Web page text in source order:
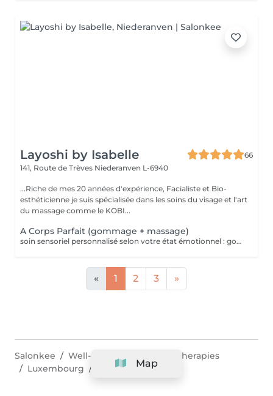
Layoshi by Isabelle
66
141, Route de Trèves Niederanven L-6940
...Riche de mes 20 années d'expérience, Facialiste et Bio-
esthéticienne je suis spécialisée dans les soins du visage et l'art
du massage comme le KOBI...
A Corps Parfait (gommage + massage)
soin sensoriel personnalisé selon votre état émotionnel : gommage complet du corps au sel rose de l'Himalaya pour une peau douce et satinée + douche + Massage personnalisé
« 1 2 3 »
Map
Salonkee
Well-being & alternative therapies
Luxembourg
Beggen